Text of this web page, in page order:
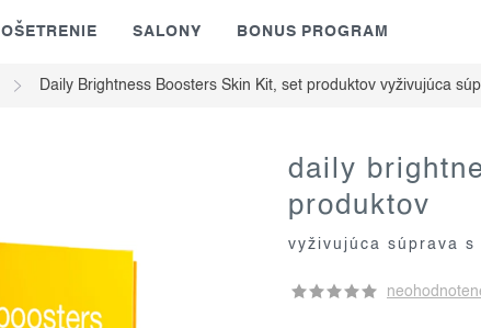
OŠETRENIE SALONY BONUS PROGRAM
Daily Brightness Boosters Skin Kit, set produktov vyživujúca
daily
produktov
vyživujúca súprava s